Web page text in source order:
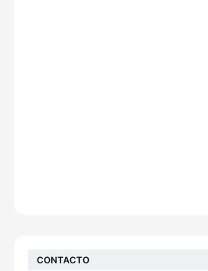
CONTACTO